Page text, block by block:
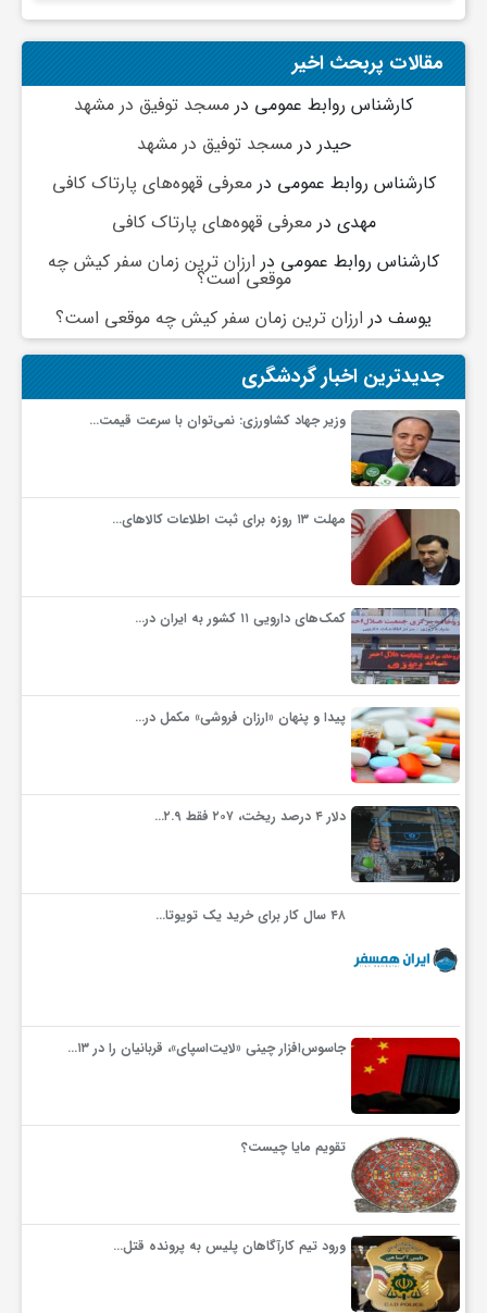
ی
ب
مقالات پربحث اخیر
کارشناس روابط عمومی در مسجد توفیق در مشهد
حیدر درمسجد توفیق در مشهد
کارشناس روابط عمومی درمعرفی قهوه‌های پارتاک کافی
مهدی درمعرفی قهوه‌های پارتاک کافی
کارشناس روابط عمومی در ارزان ترین زمان سفر کیش چه
موقعی است؟
یوسف در ارزان ترین زمان سفر کیش چه موقعی است؟
جدیدترین اخبار گردشگری
وزیر جهاد کشاورزی: نمی‌توان با سرعت قیمت…
مهلت ۱۳ روزه برای ثبت اطلاعات کالاهای…
کمک‌های دارویی ۱۱ کشور به ایران در…
پیدا و پنهان «ارزان فروشی» مکمل در…
دلار ۴ درصد ریخت، ۲۰۷ فقط ۲.۹…
۴۸ سال کار برای خرید یک تویوتا…
جاسوس‌افزار چینی «لایت‌اسپای»، قربانیان را در ۱۳…
تقویم مایا چیست؟
ورود تیم کارآگاهان پلیس به پرونده قتل…